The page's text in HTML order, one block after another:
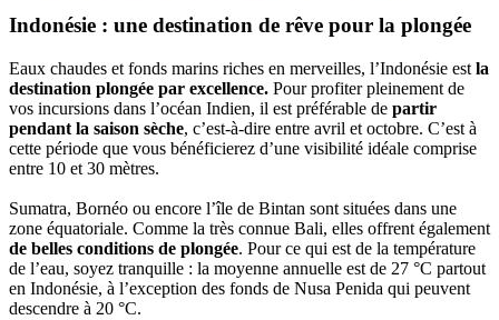
Indonésie : une destination de rêve pour la plongée
Eaux chaudes et fonds marins riches en merveilles, l’Indonésie est la
destination plongée par excellence. Pour profiter pleinement de
vos incursions dans l’océan Indien, il est préférable de partir
pendant la saison sèche, c’est-à-dire entre avril et octobre. C’est à
cette période que vous bénéficierez d’une visibilité idéale comprise
entre 10 et 30 mètres.
Sumatra, Bornéo ou encore l’île de Bintan sont situées dans une
zone équatoriale. Comme la très connue Bali, elles offrent également
de belles conditions de plongée. Pour ce qui est de la température
de l’eau, soyez tranquille : la moyenne annuelle est de 27 °C partout
en Indonésie, à l’exception des fonds de Nusa Penida qui peuvent
descendre à 20 °C.